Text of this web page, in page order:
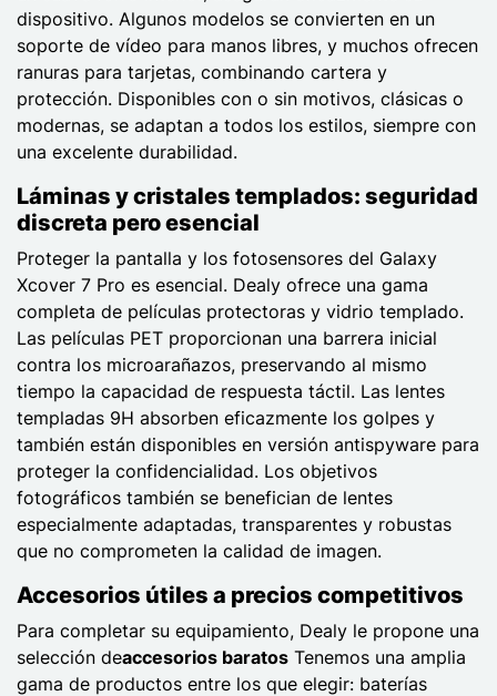
dispositivo. Algunos modelos se convierten en un
soporte de vídeo para manos libres, y muchos ofrecen
ranuras para tarjetas, combinando cartera y
protección. Disponibles con o sin motivos, clásicas o
modernas, se adaptan a todos los estilos, siempre con
una excelente durabilidad.
Láminas y cristales templados: seguridad
discreta pero esencial
Proteger la pantalla y los fotosensores del Galaxy
Xcover 7 Pro es esencial. Dealy ofrece una gama
completa de películas protectoras y vidrio templado.
Las películas PET proporcionan una barrera inicial
contra los microarañazos, preservando al mismo
tiempo la capacidad de respuesta táctil. Las lentes
templadas 9H absorben eficazmente los golpes y
también están disponibles en versión antispyware para
proteger la confidencialidad. Los objetivos
fotográficos también se benefician de lentes
especialmente adaptadas, transparentes y robustas
que no comprometen la calidad de imagen.
Accesorios útiles a precios competitivos
Para completar su equipamiento, Dealy le propone una
selección deaccesorios baratos Tenemos una amplia
gama de productos entre los que elegir: baterías